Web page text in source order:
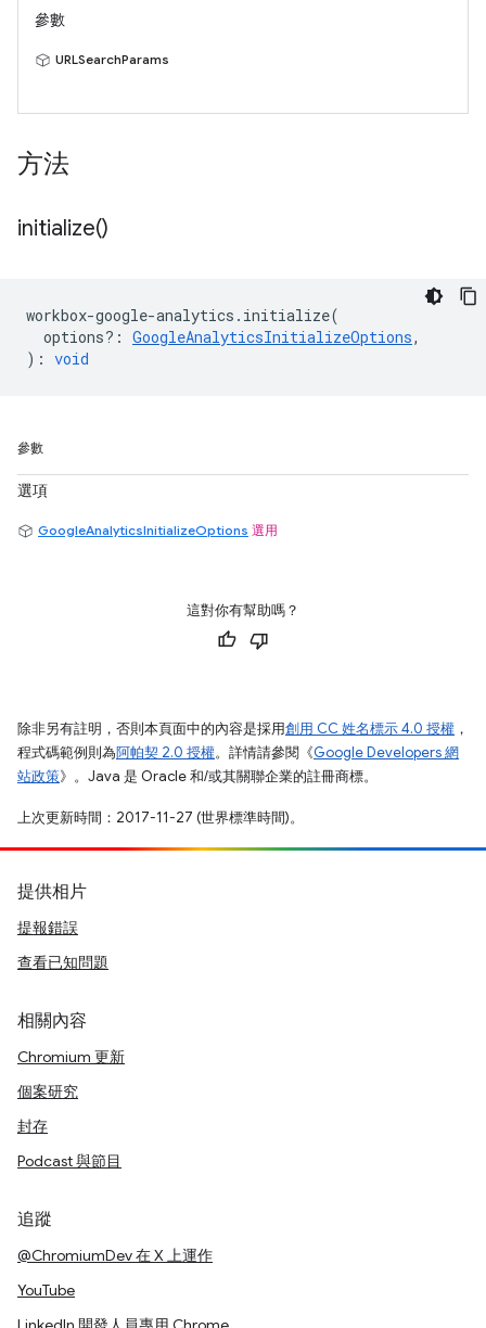
參數
URLSearchParams
方法
initialize()
workbox-google-analytics . initialize(
options? : GoogleAnalyticsInitializeOptions,
) : void
參數
選項
GoogleAnalyticsInitializeOptions 選用
這對你有幫助嗎？
除非另有註明，否則本頁面中的內容是採用創用 CC 姓名標示 4.0 授權 ，
程式碼範例則為阿帕契 2.0 授權。詳情請參閱《Google Developers 網
站政策》。Java 是 Oracle 和/或其關聯企業的註冊商標。
上次更新時間：2017-11-27 (世界標準時間)。
提供相片
提報錯誤
查看已知問題
相關內容
Chromium 更新
個案研究
封存
Podcast 與節目
追蹤
@ChromiumDev 在 X 上運作
YouTube